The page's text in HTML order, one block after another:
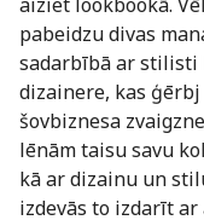
pabeidzu divas
sadarbībā ar stilisti
dizainere, kas
šovbiznesa
lēnām taisu savu
kā ar dizainu un
izdevās to izdarīt ar